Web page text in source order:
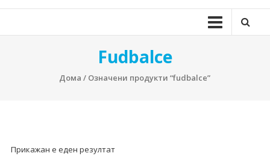
Fudbalce
Дома / Означени продукти “fudbalce”
Прикажан е еден резултат